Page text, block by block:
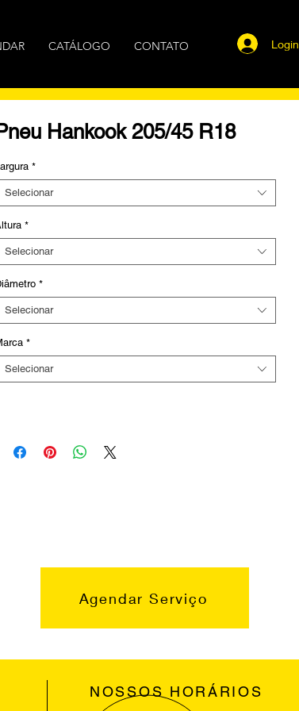
CATÁLOGO CONTATO Login
Hankook 205/45 R18
*
Selecionar
*
Selecionar
*
Selecionar
*
Selecionar
Agendar Serviço
NOSSOS HORÁRIOS